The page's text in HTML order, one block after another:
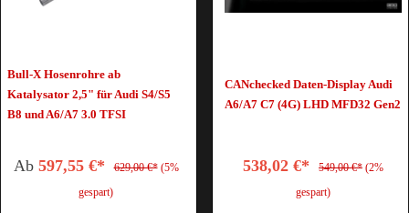
Bull-X Hosenrohre ab
Katalysator 2,5" für Audi S4/S5
B8 und A6/A7 3.0 TFSI
Ab 597,55 €* 629,00 €* (5%
gespart)
CANchecked Daten-Display Audi
A6/A7 C7 (4G) LHD MFD32 Gen2
538,02 €* 549,00 €* (2%
gespart)